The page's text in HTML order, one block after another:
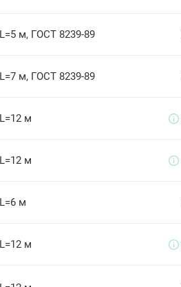
L=5 м, ГОСТ 8239-89
L=7 м, ГОСТ 8239-89
L=12 м
L=12 м
L=6 м
L=12 м